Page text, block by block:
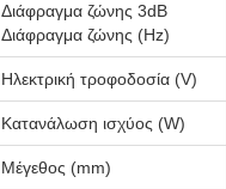
Διάφραγμα ζώνης 3dB
Διάφραγμα ζώνης (Hz)
Ηλεκτρική τροφοδοσία (V)
Κατανάλωση ισχύος (W)
Μέγεθος (mm)